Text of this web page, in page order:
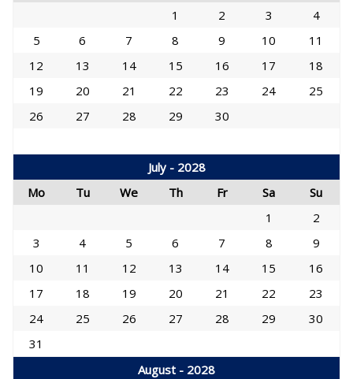
1 2 3
4
5
6 7 8 9 10
11
12
13 14 15 16 17
18
19
20 21 22 23 24
25
26
27 28 29 30
July - 2028
Mo
Tu We Th Fr Sa
Su
1
2
3
4 5 6 7 8
9
10
11 12 13 14 15
16
17
18 19 20 21 22
23
24
25 26 27 28 29
30
31
August - 2028